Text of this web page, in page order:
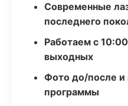
Современные
последнего
Работаем с
выходных
Фото до/после и
программы